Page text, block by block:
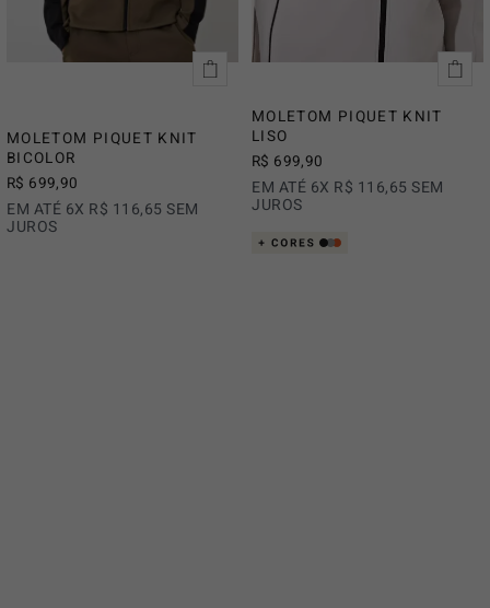
MOLETOM PIQUET KNIT
BICOLOR
R$ 699,90
EM ATÉ 6X R$ 116,65 SEM
JUROS
MOLETOM PIQUET KNIT
LISO
R$ 699,90
EM ATÉ 6X R$ 116,65 SEM
JUROS